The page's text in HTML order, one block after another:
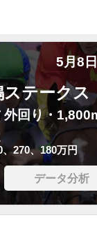
5月8
ステークス
外回り・
270、180万円
データ分析